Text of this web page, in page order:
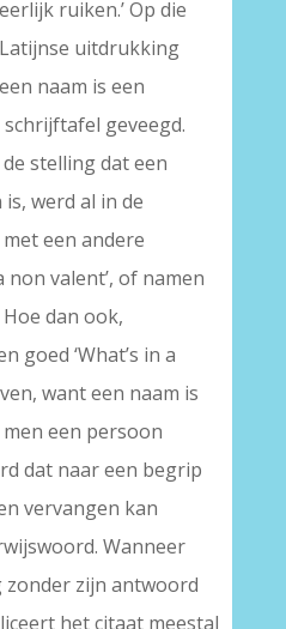
ruiken.’ Op die
uitdrukking
naam is een
geveegd.
stelling dat een
werd al in de
een andere
valent’, of namen
dan ook,
goed ‘What’s in a
want een naam is
een persoon
dat naar een begrip
vervangen kan
Wanneer
zonder zijn antwoord
het citaat meestal